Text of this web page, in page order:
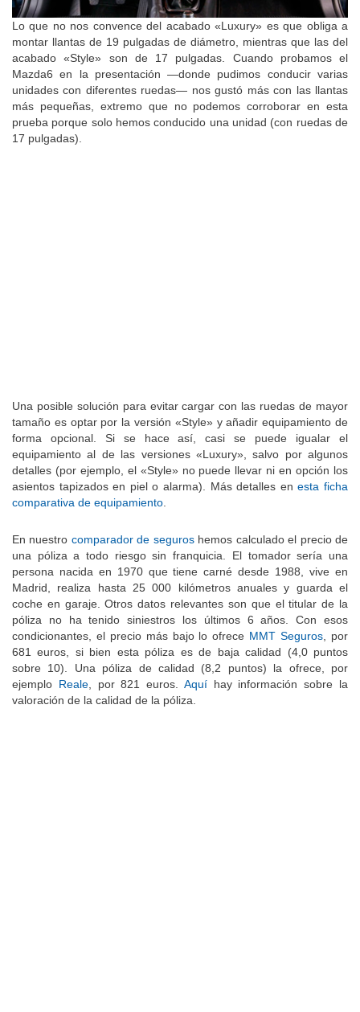
Lo que no nos convence del acabado «Luxury» es que obliga a
montar llantas de 19 pulgadas de diámetro, mientras que las del
acabado «Style» son de 17 pulgadas. Cuando probamos el
Mazda6 en la presentación —donde pudimos conducir varias
unidades con diferentes ruedas— nos gustó más con las llantas
más pequeñas, extremo que no podemos corroborar en esta
prueba porque solo hemos conducido una unidad (con ruedas de
Una posible solución para evitar cargar con las ruedas de mayor
tamaño es optar por la versión «Style» y añadir equipamiento de
forma opcional. Si se hace así, casi se puede igualar el
equipamiento al de las versiones «Luxury», salvo por algunos
detalles (por ejemplo, el «Style» no puede llevar ni en opción los
asientos tapizados en piel o alarma). Más detalles en
En nuestro comparador de seguroshemos calculado el precio de
una póliza a todo riesgo sin franquicia. El tomador sería una
persona nacida en 1970 que tiene carné desde 1988, vive en
Madrid, realiza hasta 25 000 kilómetros anuales y guarda el
coche en garaje. Otros datos relevantes son que el titular de la
póliza no ha tenido siniestros los últimos 6 años. Con esos
condicionantes, el precio más bajo lo ofreceMMT Seguros, por
681 euros, si bien esta póliza es de baja calidad (4,0 puntos
sobre 10). Una póliza de calidad (8,2 puntos) la ofrece, por
ejemploReale, por 821 euros.Aquí